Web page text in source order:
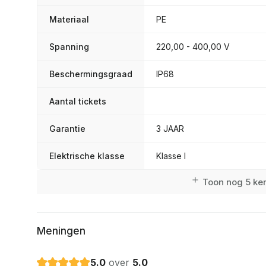
Materiaal PE
Spanning 220,00 - 400,00 V
Beschermingsgraad IP68
Aantal tickets
Garantie 3 JAAR
Elektrische klasse Klasse I
Toon nog 5
Meningen
5.0 over 5.0